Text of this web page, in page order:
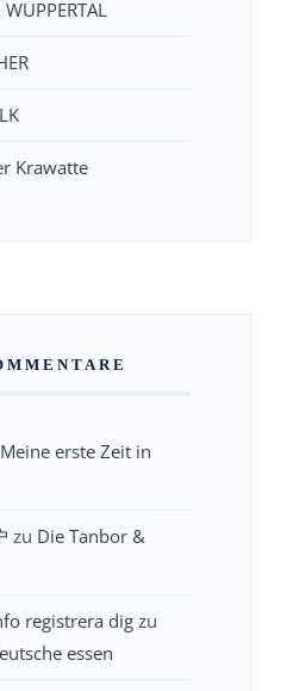
Krawatte
Meine erste Zeit in
zu Die Tanbor &
registrera digzu
essen